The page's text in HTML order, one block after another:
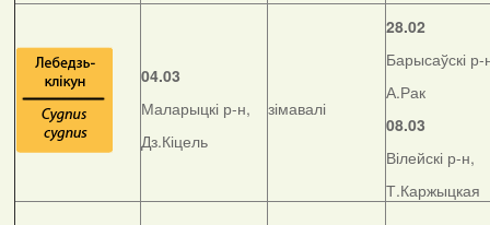
04.03
Маларыцкі р-н,
Дз.Кіцель
зімавалі
28.02
Барысаўскі р-
А.Рак
08.03
Вілейскі р-н,
Т.Каржыцкая